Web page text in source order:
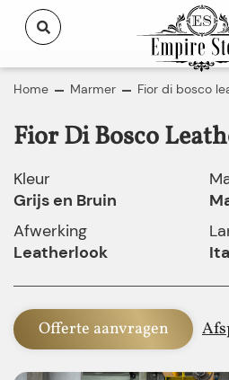
Home Marmer Fior di bosco
Fior Di Bosco
Kleur
Grijs en Bruin
Afwerking
Leatherlook
Offerte aanvragen